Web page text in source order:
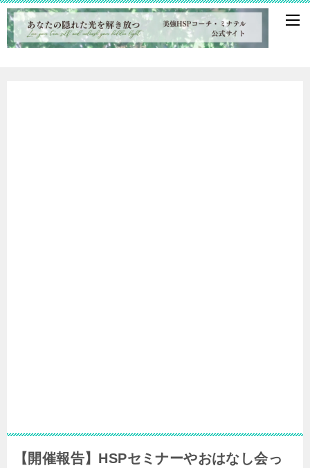
【開催報告】HSPセミナーやおはなし会っ